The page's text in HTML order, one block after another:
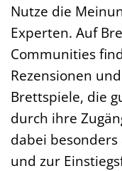
Nutze die
Experten. Auf
Communities
Rezensionen
Brettspiele, die
durch ihre
dabei
und zur